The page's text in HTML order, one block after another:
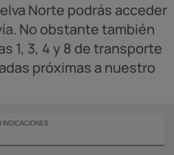
Norte podrás acceder
No obstante también
1, 3, 4 y 8 de transporte
próximas a nuestro
INDICACIONES